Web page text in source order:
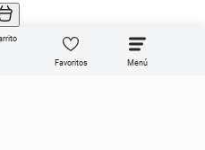
Favoritos